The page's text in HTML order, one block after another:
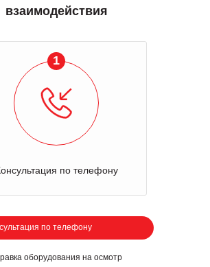
взаимодействия
1
по телефону
по телефону
оборудования на осмотр